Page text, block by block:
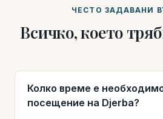
ЧЕСТО ЗАДАВАНИ
Всичко, което
Колко време е
посещение на Djerba?